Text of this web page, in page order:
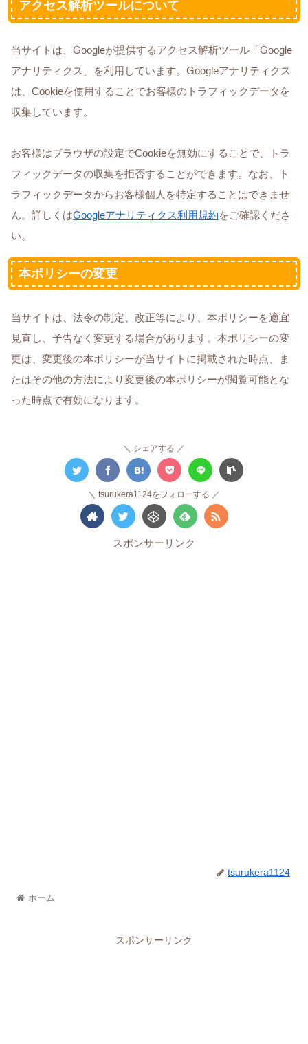
アクセス解析ツールについて
当サイトは、Googleが提供するアクセス解析ツール「Google
アナリティクス」を利用しています。Googleアナリティクス
は、Cookieを使用することでお客様のトラフィックデータを
収集しています。
お客様はブラウザの設定でCookieを無効にすることで、トラ
フィックデータの収集を拒否することができます。なお、ト
ラフィックデータからお客様個人を特定することはできませ
ん。詳しくはGoogleアナリティクス利用規約をご確認くださ
い。
本ポリシーの変更
当サイトは、法令の制定、改正等により、本ポリシーを適宜
見直し、予告なく変更する場合があります。本ポリシーの変
更は、変更後の本ポリシーが当サイトに掲載された時点、ま
たはその他の方法により変更後の本ポリシーが閲覧可能とな
った時点で有効になります。
シェアする
tsurukera1124をフォローする
スポンサーリンク
tsurukera1124
ホーム
スポンサーリンク